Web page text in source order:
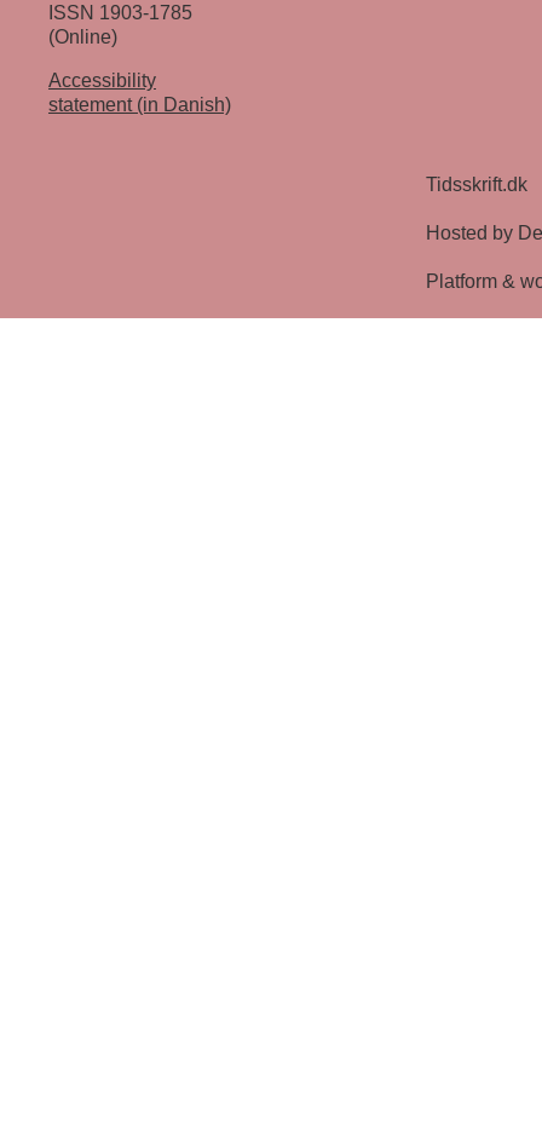
ISSN 1903-1785
(Online)
Accessibility
statement (in Danish)